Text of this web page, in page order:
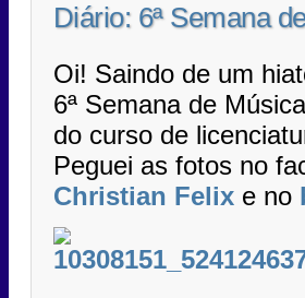
Diário: 6ª Semana
Oi! Saindo de um
6ª Semana de
do curso de
Peguei as fotos no
Christian Felix e no